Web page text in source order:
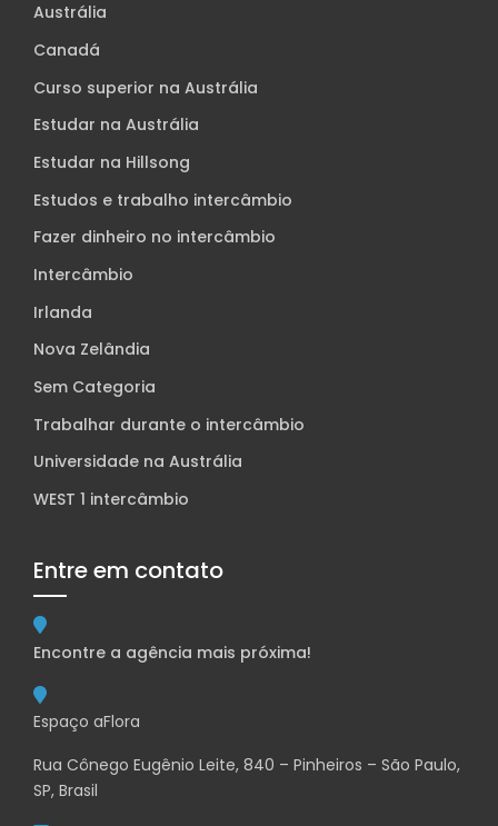
Austrália
Canadá
Curso superior na Austrália
Estudar na Austrália
Estudar na Hillsong
Estudos e trabalho intercâmbio
Fazer dinheiro no intercâmbio
Intercâmbio
Irlanda
Nova Zelândia
Sem Categoria
Trabalhar durante o intercâmbio
Universidade na Austrália
WEST 1 intercâmbio
Entre em contato
Encontre a agência mais próxima!
Espaço aFlora
Rua Cônego Eugênio Leite, 840 – Pinheiros – São Paulo,
SP, Brasil